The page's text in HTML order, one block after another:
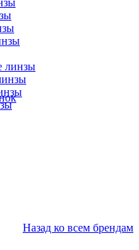
линзы
Назад ко всем брендам